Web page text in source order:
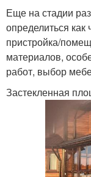
Еще на стадии
определиться как
пристройка/
материалов,
работ, выбор
Застекленная